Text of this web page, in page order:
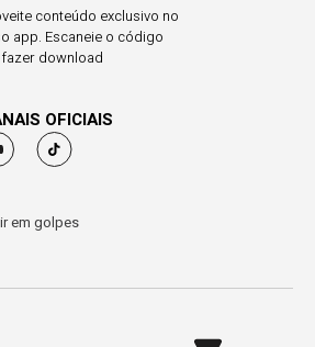
conteúdo exclusivo no
app. Escaneie o código
download
OFICIAIS
em golpes